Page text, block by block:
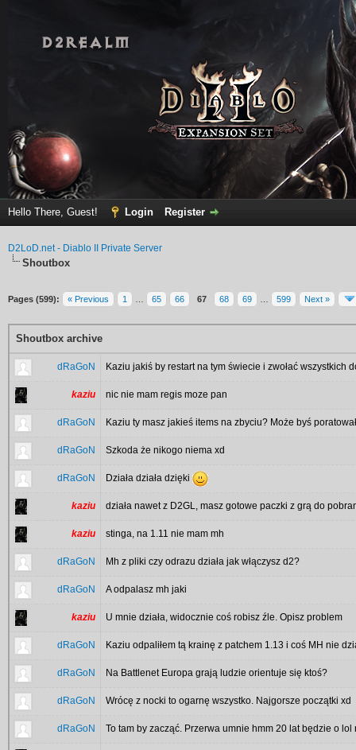
Hello There, Guest! Login Register
D2LoD.net - Diablo II Private Server
Shoutbox
Pages (599): « Previous 1 65 66 67 68 69 599 Next »
Shoutbox archive
dRaGoN Kaziu jakiś by restart na tym świecie i zwołać
kaziu nic nie mam regis moze pan
dRaGoN Kaziu ty masz jakieś items na zbyciu? Może byś
dRaGoN Szkoda że nikogo niema xd
dRaGoN Działa działa dzięki
kaziu działa nawet z D2GL, masz gotowe paczki z grą do
kaziu stinga, na 1.11 nie mam mh
dRaGoN Mh z pliki czy odrazu działa jak włączysz d2?
dRaGoN A odpalasz mh jaki
kaziu U mnie działa, widocznie coś robisz źle. Opisz problem
dRaGoN Kaziu odpaliłem tą krainę z patchem 1.13 i coś MH nie
dRaGoN Na Battlenet Europa grają ludzie orientuje się ktoś?
dRaGoN Wrócę z nocki to ogarnę wszystko. Najgorsze początki xd
dRaGoN To tam by zacząć. Przerwa umnie hmm 20 lat będzie o lol